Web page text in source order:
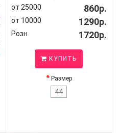
от 25000
860р.
от 10000 1290р.
Розн 1720р.
КУПИТЬ
Размер
44